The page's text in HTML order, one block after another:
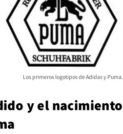
Los primeros logotipos de Adidas y Puma.
y el nacimiento